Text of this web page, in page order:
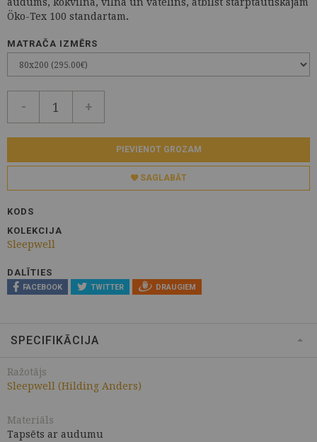
Öko-Tex 100 standartam.
MATRAČA IZMĒRS
- +
PIEVIENOT GROZAM
SAGLABĀT
KODS
KOLEKCIJA
Sleepwell
DALĪTIES
FACEBOOK TWITTER DRAUGIEM
SPECIFIKĀCIJA
Ražotājs
Sleepwell (Hilding Anders)
Materiāls
Tapsēts ar audumu